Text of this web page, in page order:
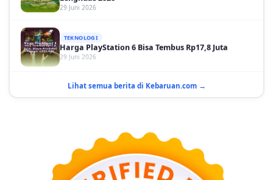
29 Juni 2026
Terduga
Diketahui
29 Juni 2026
NASIONAL
Lihat semua berita di Kebaruan.com →